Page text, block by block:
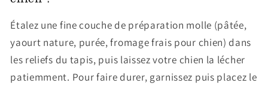
Étalez une fine couche de préparation molle (pâtée,
yaourt nature, purée, fromage frais pour chien) dans
les reliefs du tapis, puis laissez votre chien la lécher
patiemment. Pour faire durer, garnissez puis placez le